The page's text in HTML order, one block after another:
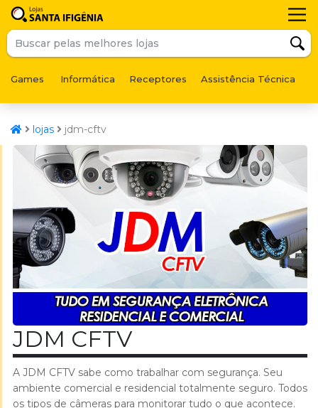
Games Informática Receptores Assistência Técnica
lojas jdm-cftv
JDM CFTV
A JDM CFTV sabe como trabalhar com segurança. Seu
ambiente comercial e residencial totalmente seguro. Todos
os tipos de câmeras para monitorar tudo o que acontece.